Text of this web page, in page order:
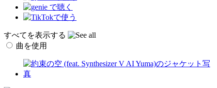
すべてを表示する
曲を使用